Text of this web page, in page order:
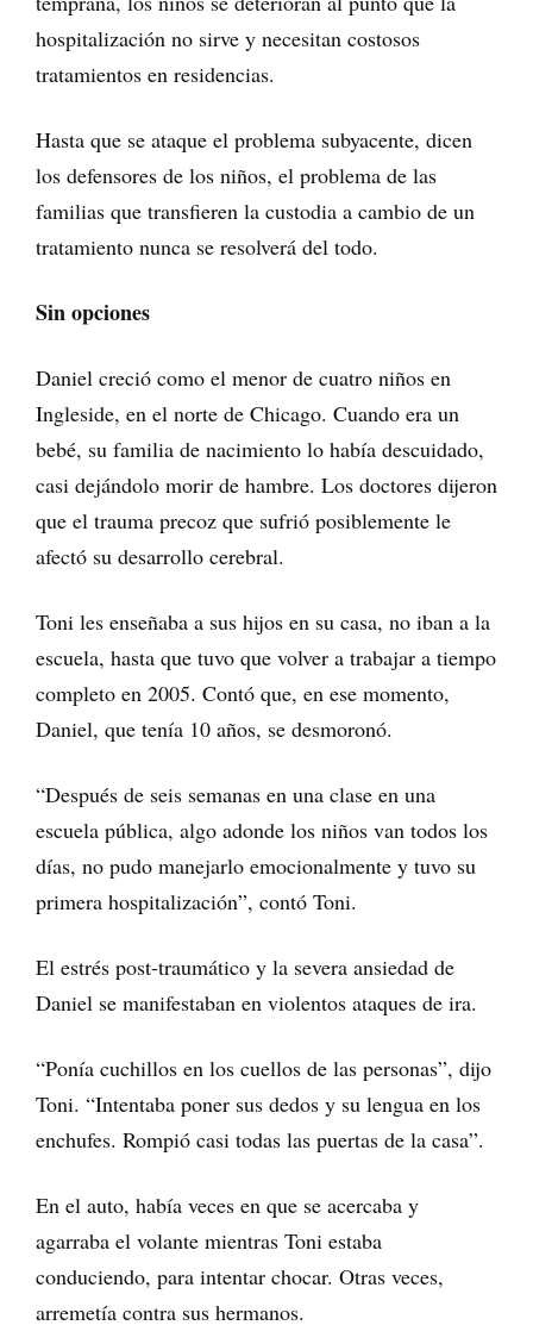
hospitalización no sirve y necesitan costosos
tratamientos en residencias.
Hasta que se ataque el problema subyacente, dicen
los defensores de los niños, el problema de las
familias que transfieren la custodia a cambio de un
tratamiento nunca se resolverá del todo.
Sin opciones
Daniel creció como el menor de cuatro niños en
Ingleside, en el norte de Chicago. Cuando era un
bebé, su familia de nacimiento lo había descuidado,
casi dejándolo morir de hambre. Los doctores dijeron
que el trauma precoz que sufrió posiblemente le
afectó su desarrollo cerebral.
Toni les enseñaba a sus hijos en su casa, no iban a la
escuela, hasta que tuvo que volver a trabajar a tiempo
completo en 2005. Contó que, en ese momento,
Daniel, que tenía 10 años, se desmoronó.
“Después de seis semanas en una clase en una
escuela pública, algo adonde los niños van todos los
días, no pudo manejarlo emocionalmente y tuvo su
primera hospitalización”, contó Toni.
El estrés post-traumático y la severa ansiedad de
Daniel se manifestaban en violentos ataques de ira.
“Ponía cuchillos en los cuellos de las personas”, dijo
Toni. “Intentaba poner sus dedos y su lengua en los
enchufes. Rompió casi todas las puertas de la casa”.
En el auto, había veces en que se acercaba y
agarraba el volante mientras Toni estaba
conduciendo, para intentar chocar. Otras veces,
arremetía contra sus hermanos.